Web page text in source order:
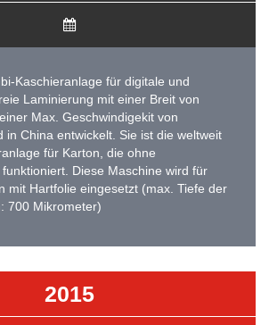
Kaschieranlage für digitale und
Laminierung mit einer Breit von
Max. Geschwindigekit von
in China entwickelt. Sie ist die weltweit
für Karton, die ohne
Diese Maschine wird für
mit Hartfolie eingesetzt (max. Tiefe der
700 Mikrometer)
2015